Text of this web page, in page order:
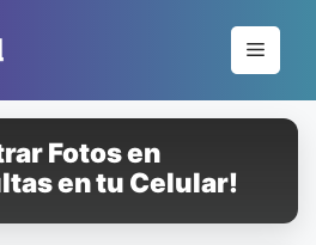
Menu
Fotos en
en tu Celular!